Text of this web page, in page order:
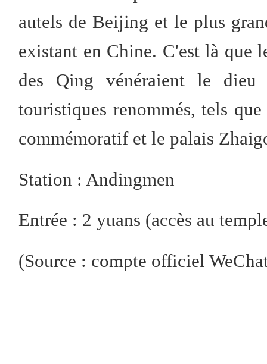
autels de Beijing et le plus
existant en Chine. C'est là que
des Qing vénéraient le
touristiques renommés, tels
commémoratif et le palais
Station : Andingmen
Entrée : 2 yuans (accès au
(Source : compte officiel